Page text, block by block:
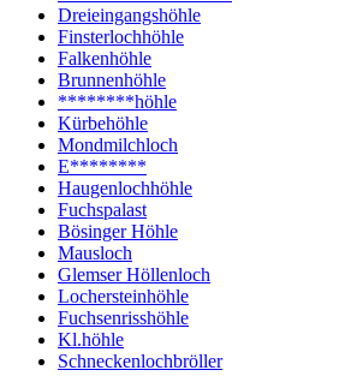
Dreieingangshöhle
Finsterlochhöhle
Falkenhöhle
Brunnenhöhle
********höhle
Kürbehöhle
Mondmilchloch
E********
Haugenlochhöhle
Fuchspalast
Bösinger Höhle
Mausloch
Glemser Höllenloch
Lochersteinhöhle
Fuchsenrisshöhle
Kl.höhle
Schneckenlochbröller